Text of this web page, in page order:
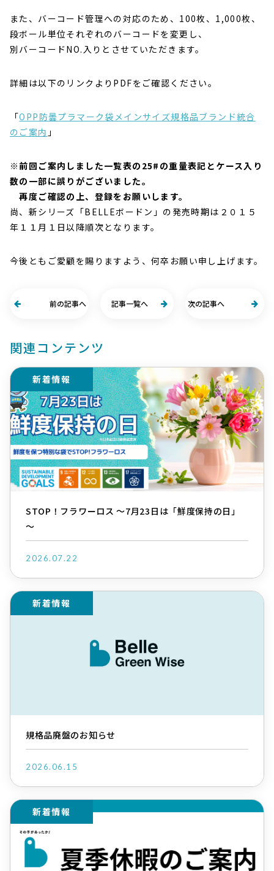
また、バーコード管理への対応のため、100枚、1,000枚、
段ボール単位それぞれのバーコードを変更し、
別バーコードNO.入りとさせていただきます。
詳細は以下のリンクよりPDFをご確認ください。
「OPP防曇プラマーク袋メインサイズ規格品ブランド統合
のご案内 」
※前回ご案内しました一覧表の25#の重量表記とケース入り
数の一部に誤りがございました。
再度ご確認の上、登録をお願いします。
尚、新シリーズ「BELLEボードン」の発売時期は２０１５
年１１⽉１⽇以降順次となります。
今後ともご愛顧を賜りますよう、何卒お願い申し上げます。
前の記事へ 記事一覧へ 次の記事へ
関連コンテンツ
新着情報
STOP！フラワーロス ～7月23日は「鮮度保持の日」
～
2026.07.22
新着情報
規格品廃盤のお知らせ
2026.06.15
新着情報